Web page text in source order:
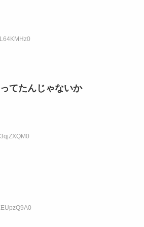
てたんじゃないか